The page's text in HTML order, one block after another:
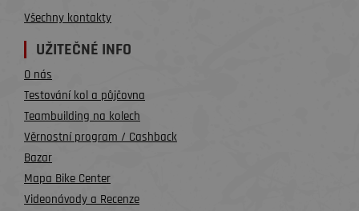
Všechny kontakty
UŽITEČNÉ INFO
O nás
Testování kol a půjčovna
Teambuilding na kolech
Věrnostní program / Cashback
Bazar
Mapa Bike Center
Videonávody a Recenze